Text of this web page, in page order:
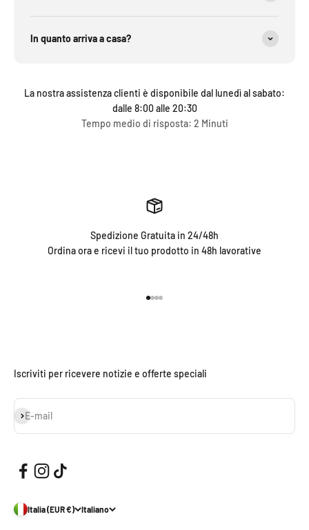
In quanto arriva a casa?
La nostra assistenza clienti è disponibile dal lunedì al sabato:
dalle 8:00 alle 20:30
Tempo medio di risposta: 2 Minuti
Spedizione Gratuita in 24/48h
Ordina ora e ricevi il tuo prodotto in 48h lavorative
Iscriviti per ricevere notizie e offerte speciali
E-mail
Iscriviti alla newsletter
Italia (EUR €) Italiano